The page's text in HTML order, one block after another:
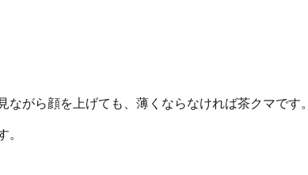
がら顔を上げても、薄くならなければ茶クマです。
。